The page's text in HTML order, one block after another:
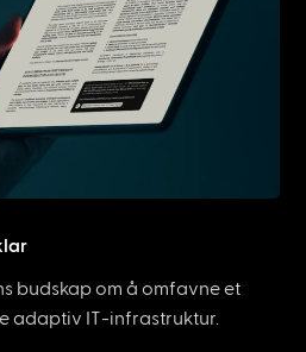
budskap om å omfavne et
adaptiv IT-infrastruktur.